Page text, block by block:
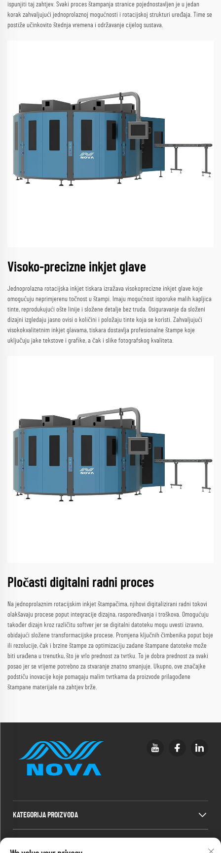
ispunjiti taj zahtjev. Svaki proces štampanja stranice pojednostavljen je u jedan
korak zahvaljujući jednoprolaznoj mogućnosti i rotacijskoj strukturi uređaja. Time se
postiže učinkovito štednja vremena i održavanje cijelog sustava.
Visoko-precizne inkjet glave
Jednoprolazna rotacijska inkjet tiskara izražava visokoprecizne inkjet glave koje
omogućuju neprimjerenu točnost u štampi. Imaju mogućnost isporuke malih kapljica
tinte, reprodukujući ošte linije i složene detalje bez truda. Osiguravanje da složeni
dizajni izgledaju jasno ovisi o količini i položaju tinte koja se koristi. Zahvaljujući
visokokvalitetnim inkjet glavama, tiskara dostavlja profesionalne štampe koje
uključuju jake tekstove i grafike, a čak i slike fotografskog kvaliteta.
Pločasti digitalni radni proces
Na jednoprolaznim rotacijskim inkjet štampačima, njihovi digitalizirani radni tokovi
olakšavaju procese poput integracije dizajna, raspoređivanja i troškova. Omogućuju
također dizajn kroz različitu softver jer se digitalni datoteku mogu uvesti izravno,
obidajući složene transformacijske procese. Promjena ključnih čimbenika poput boje
ili rezolucije, čak i brzine štampe za optimizaciju zadane štampane datoteke može
biti urađena u trenutku, što je vrlo prednost za tvrtku. To je dobra prednost za svaki
posao jer se vrijeme potrebno za stvaranje znatno smanjuje. Ukupno, ove značajke
podstiču inovacije koje pomagaju malim tvrtkama da proizvode prilagođene
štampane materijale na zahtjev brže.
KATEGORIJA PROIZVODA